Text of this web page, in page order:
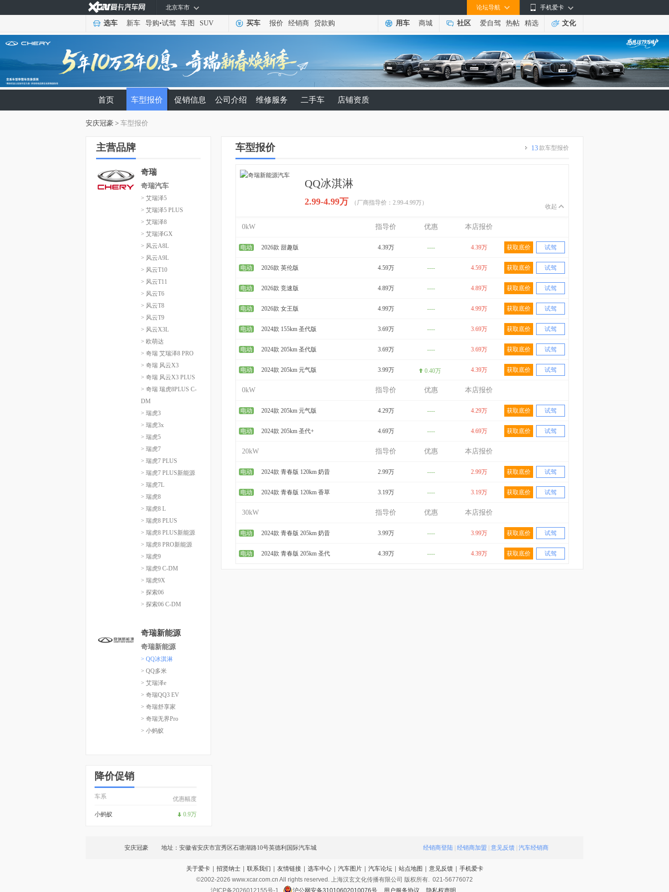
手机爱卡
论坛导航
北京车市
选车 新车 导购•试驾 车图 SUV 买车 报价 经销商 贷款购 用车 商城 社区 爱自驾 热帖 精选 文化
首页 车型报价 促销信息 公司介绍 维修服务 二手车 店铺资质
安庆冠豪 > 车型报价
主营品牌
奇瑞
奇瑞汽车
> 艾瑞泽5
> 艾瑞泽5 PLUS
> 艾瑞泽8
> 艾瑞泽GX
> 风云A8L
> 风云A9L
> 风云T10
> 风云T11
> 风云T6
> 风云T8
> 风云T9
> 风云X3L
> 欧萌达
> 奇瑞 艾瑞泽8 PRO
> 奇瑞 风云X3
> 奇瑞 风云X3 PLUS
> 奇瑞 瑞虎8PLUS C-
DM
> 瑞虎3
> 瑞虎3x
> 瑞虎5
> 瑞虎7
> 瑞虎7 PLUS
> 瑞虎7 PLUS新能源
> 瑞虎7L
> 瑞虎8
> 瑞虎8 L
> 瑞虎8 PLUS
> 瑞虎8 PLUS新能源
> 瑞虎8 PRO新能源
> 瑞虎9
> 瑞虎9 C-DM
> 瑞虎9X
> 探索06
> 探索06 C-DM
奇瑞新能源
奇瑞新能源
> QQ冰淇淋
> QQ多米
> 艾瑞泽e
> 奇瑞QQ3 EV
> 奇瑞舒享家
> 奇瑞无界Pro
> 小蚂蚁
降价促销
车系 优惠幅度
小蚂蚁 0.9万
车型报价 13款车型报价
QQ冰淇淋
2.99-4.99万 （厂商指导价：2.99-4.99万）
收起
0kW 指导价 优惠 本店报价
电动 2026款 甜趣版 4.39万 ---- 4.39万 获取底价 试驾
电动 2026款 英伦版 4.59万 ---- 4.59万 获取底价 试驾
电动 2026款 竞速版 4.89万 ---- 4.89万 获取底价 试驾
电动 2026款 女王版 4.99万 ---- 4.99万 获取底价 试驾
电动 2024款 155km 圣代版 3.69万 ---- 3.69万 获取底价 试驾
电动 2024款 205km 圣代版 3.69万 ---- 3.69万 获取底价 试驾
电动 2024款 205km 元气版 3.99万 0.40万 4.39万 获取底价 试驾
0kW 指导价 优惠 本店报价
电动 2024款 205km 元气版 4.29万 ---- 4.29万 获取底价 试驾
电动 2024款 205km 圣代+ 4.69万 ---- 4.69万 获取底价 试驾
20kW 指导价 优惠 本店报价
电动 2024款 青春版 120km 奶昔 2.99万 ---- 2.99万 获取底价 试驾
电动 2024款 青春版 120km 香草 3.19万 ---- 3.19万 获取底价 试驾
30kW 指导价 优惠 本店报价
电动 2024款 青春版 205km 奶昔 3.99万 ---- 3.99万 获取底价 试驾
电动 2024款 青春版 205km 圣代 4.39万 ---- 4.39万 获取底价 试驾
安庆冠豪 地址：安徽省安庆市宜秀区石塘湖路10号英德利国际汽车城 经销商登陆 经销商加盟 意见反馈 汽车经销商
关于爱卡 招贤纳士 联系我们 友情链接 选车中心 汽车图片 汽车论坛 站点地图 意见反馈
手机爱卡
©2002-2026 www.xcar.com.cn All rights reserved. 上海汉玄文化传播有限公司 版权所有. 021-56776072
沪ICP备2026012155号-1
沪公网安备31010602010076号 用户服务协议 隐私权声明